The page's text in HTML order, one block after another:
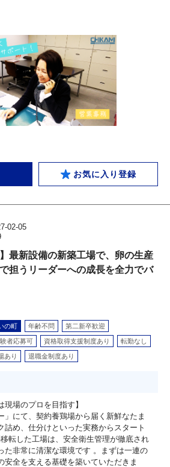
お気に入り登録
02-05
最新設備の新築工場で、卵の生産
担うリーダーへの成長を全力でバ
の町 年齢不問 第二新卒歓迎
者応募可 資格取得支援制度あり 転勤なし
あり 退職金制度あり
現場のプロを目指す】
」にて、契約養鶏場から届く新鮮なたま
詰め、仕分けといった実務からスタート
転した工場は、安全衛生管理が徹底され
た非常に清潔な環境です 。まずは一連の
安全を支える基礎を築いていただきま